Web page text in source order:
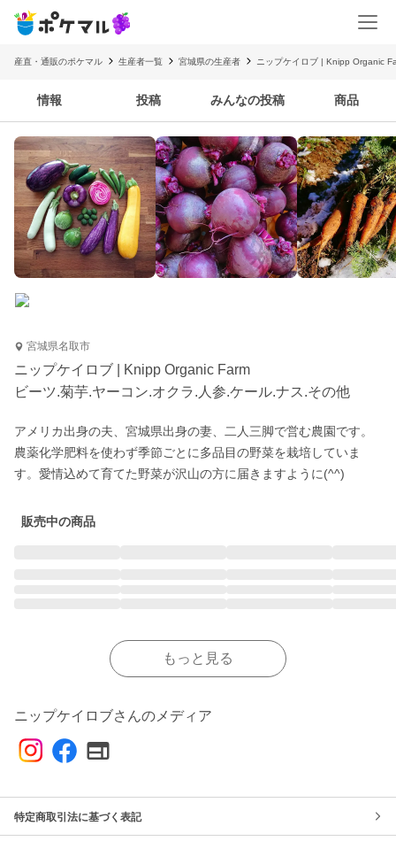
産直・通販のポケマル 生産者一覧 宮城県の生産者 ニップケイロブ | Knipp Organic
情報 投稿 みんなの投稿 商品
宮城県名取市
ニップケイロブ | Knipp Organic Farm
ビーツ.菊芋.ヤーコン.オクラ.人参.ケール.ナス.その他
アメリカ出身の夫、宮城県出身の妻、二人三脚で営む農園です。
農薬化学肥料を使わず季節ごとに多品目の野菜を栽培していま
す。愛情込めて育てた野菜が沢山の方に届きますように(^^)
販売中の商品
もっと見る
ニップケイロブさんのメディア
特定商取引法に基づく表記